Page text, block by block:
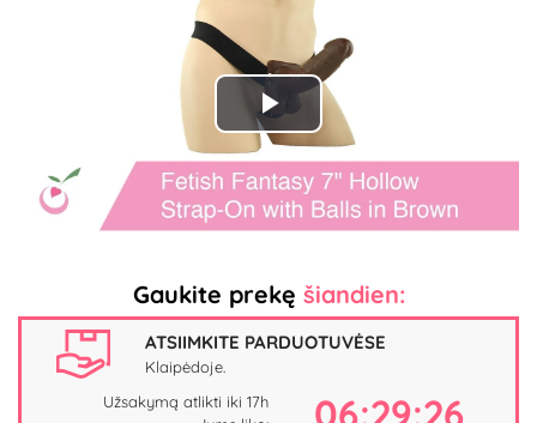
Play
Video
Gaukite prekę šiandien:
ATSIIMKITE PARDUOTUVĖSE
Klaipėdoje.
Užsakymą atlikti iki 17h
06:29:25